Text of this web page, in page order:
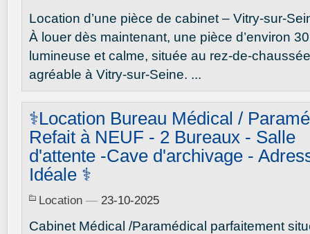
Location d’une pièce de cabinet – Vitry-sur-
À louer dès maintenant, une pièce d’environ 30
lumineuse et calme, située au rez-de-
agréable à Vitry-sur-Seine. ...
⚕️Location Bureau Médical /
Refait à NEUF - 2 Bureaux - Salle
d'attente -Cave d'archivage -
Idéale ⚕
Location — 23-10-2025
Cabinet Médical /Paramédical parfaitement